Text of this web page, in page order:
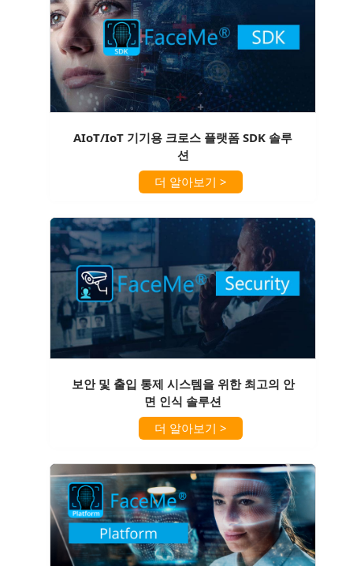
AIoT/IoT 기기용 크로스 플랫폼 SDK 솔루
션
더 알아보기 >
보안 및 출입 통제 시스템을 위한 최고의 안
면 인식 솔루션
더 알아보기 >